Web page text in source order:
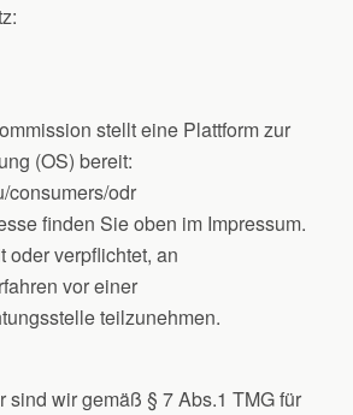
stellt eine Plattform zur
(OS) bereit:
consumers/odr
finden Sie oben im Impressum.
oder verpflichtet, an
vor einer
teilzunehmen.
sind wir gemäß § 7 Abs.1 TMG für